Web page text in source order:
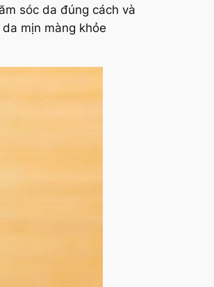
sóc da đúng cách và
mịn màng khỏe